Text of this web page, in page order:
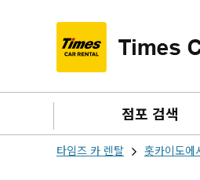
점포 검색
타임즈 카 렌탈 홋카이도에